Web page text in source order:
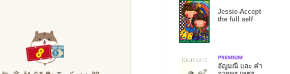
Jessie-Accept
the full self
อัญมณี และ คำ